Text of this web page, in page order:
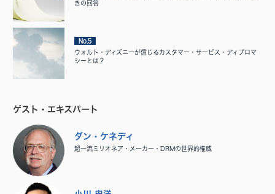
きの回答
No.5
ウォルト・ディズニーが信じるカスタマー・サービス・ディプロマ
シーとは？
ゲスト・エキスパート
ダン・ケネディ
超一流ミリオネア・メーカー・DRMの世界的権威